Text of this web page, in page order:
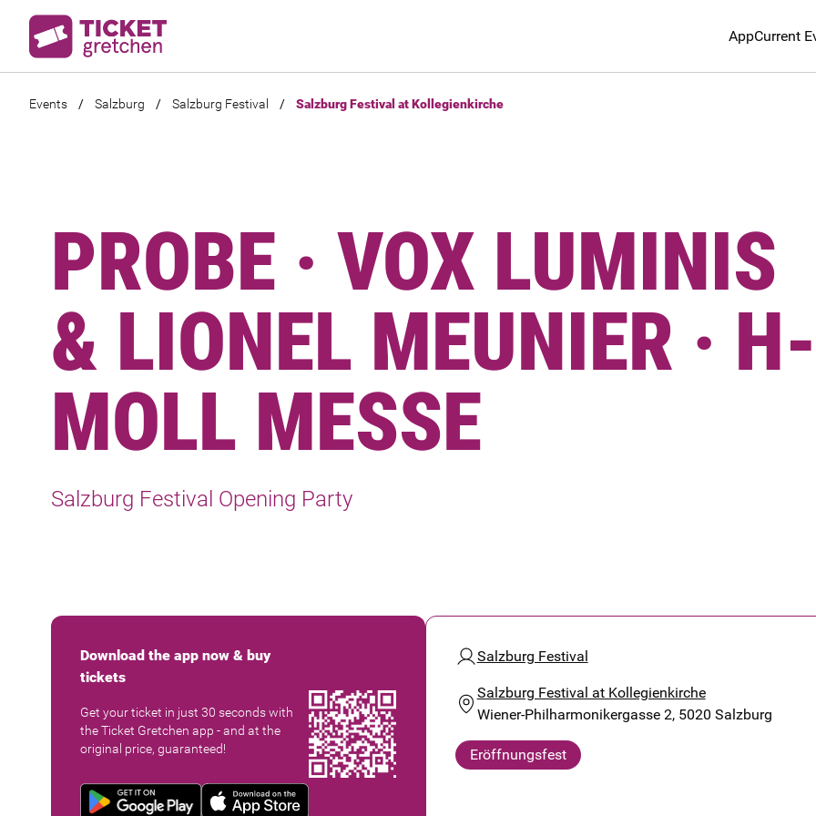
AppCurrent
Events / Salzburg / Salzburg Festival / Salzburg Festival at Kollegienkirche
PROBE · VOX LUMINIS
& LIONEL MEUNIER ·
MOLL MESSE
Salzburg Festival Opening Party
Download the app now & buy
tickets
Get your ticket in just 30 seconds with
the Ticket Gretchen app - and at the
original price, guaranteed!
Salzburg Festival
Salzburg Festival at Kollegienkirche
Wiener-Philharmonikergasse 2, 5020 Salzburg
Eröffnungsfest